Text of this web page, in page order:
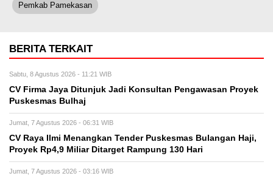
Pemkab Pamekasan
BERITA TERKAIT
Sabtu, 8 Agustus 2026 - 11:21 WIB
CV Firma Jaya Ditunjuk Jadi Konsultan Pengawasan Proyek
Puskesmas Bulhaj
Jumat, 7 Agustus 2026 - 06:31 WIB
CV Raya Ilmi Menangkan Tender Puskesmas Bulangan Haji,
Proyek Rp4,9 Miliar Ditarget Rampung 130 Hari
Jumat, 7 Agustus 2026 - 03:16 WIB